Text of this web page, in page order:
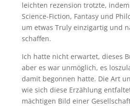
leichten rezension trotzte,
Science-Fiction, Fantasy und
um etwas Truly einzigartig und
schaffen.
Ich hatte nicht erwartet, dieses
aber es war unmöglich, es
damit begonnen hatte. Die Art
wie sich diese Erzählung
mächtigen Bild einer